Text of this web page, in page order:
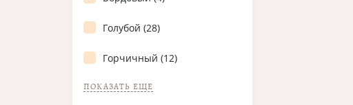
Голубой (28)
Горчичный (12)
ПОКАЗАТЬ ЕЩЕ